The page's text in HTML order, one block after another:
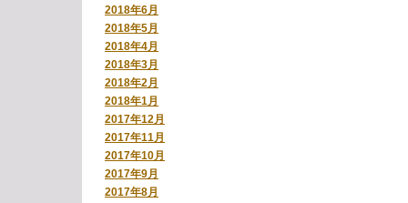
2018年6月
2018年5月
2018年4月
2018年3月
2018年2月
2018年1月
2017年12月
2017年11月
2017年10月
2017年9月
2017年8月